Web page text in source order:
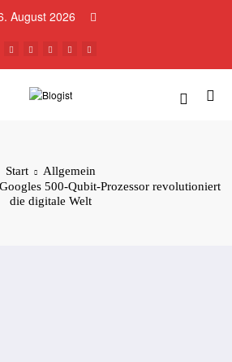
August 2026
Start
Allgemein
500-Qubit-Prozessor revolutioniert
die digitale Welt